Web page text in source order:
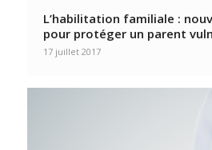
L’habilitation familiale :
pour protéger un parent
17 juillet 2017